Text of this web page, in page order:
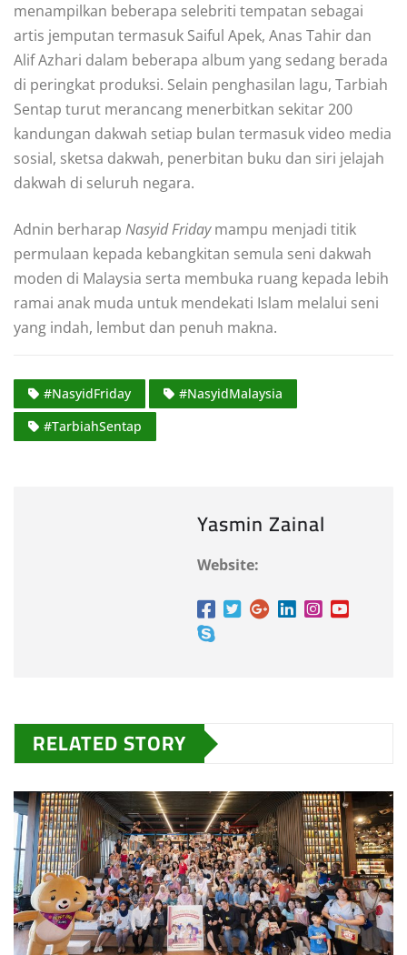
menampilkan beberapa selebriti tempatan sebagai
artis jemputan termasuk Saiful Apek, Anas Tahir dan
Alif Azhari dalam beberapa album yang sedang berada
di peringkat produksi. Selain penghasilan lagu, Tarbiah
Sentap turut merancang menerbitkan sekitar 200
kandungan dakwah setiap bulan termasuk video media
sosial, sketsa dakwah, penerbitan buku dan siri jelajah
dakwah di seluruh negara.
Adnin berharap Nasyid Fridaymampu menjadi titik
permulaan kepada kebangkitan semula seni dakwah
moden di Malaysia serta membuka ruang kepada lebih
ramai anak muda untuk mendekati Islam melalui seni
yang indah, lembut dan penuh makna.
#NasyidFriday
#NasyidMalaysia
#TarbiahSentap
Yasmin Zainal
Website:
RELATED STORY